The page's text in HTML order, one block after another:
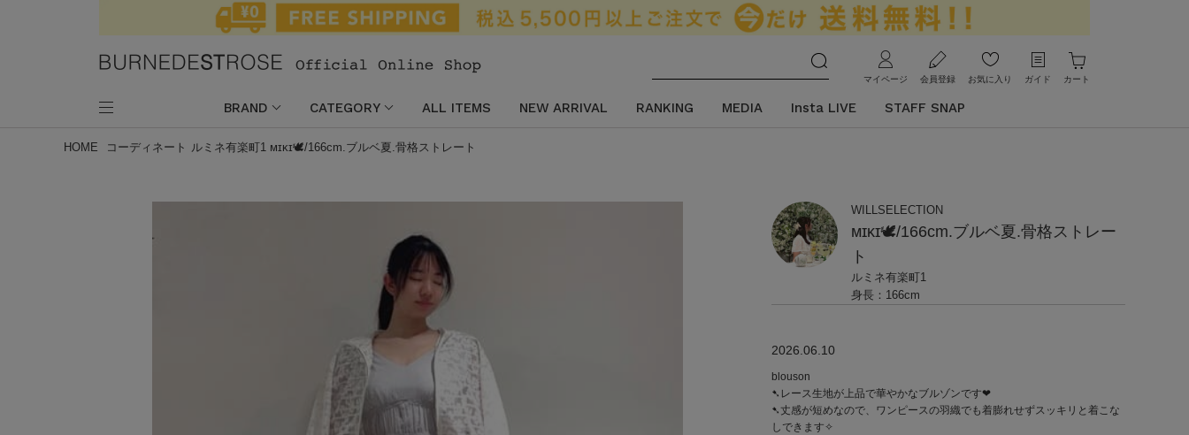
マイページ 会員登録 お気に入り ガイド カート
BRAND CATEGORY ALL ITEMS NEW ARRIVAL RANKING MEDIA Insta LIVE STAFF SNAP
HOME コーディネート ルミネ有楽町1 ᴍɪᴋɪ🕊/166cm.ブルベ夏.骨格ストレート
2026.06.10
WILLSELECTION
ルミネ有楽町1
ᴍɪᴋɪ🕊/166cm.ブルベ夏.骨格ストレー
ト
身長：166cm
blouson
➷レース生地が上品で華やかなブルゾンです‪‪❤︎‬
➷丈感が短めなので、ワンピースの羽織でも着膨れせずスッキリと着こな
しできます✧